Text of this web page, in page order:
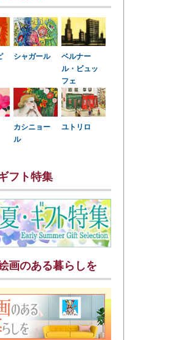
シャガール
ベルナー
ル・ビュッ
フェ
カシニョー
ル
ユトリロ
フト特集
画のある暮らしを